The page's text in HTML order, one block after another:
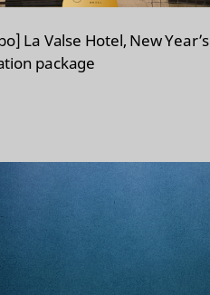
La Valse Hotel, New Year’s
package